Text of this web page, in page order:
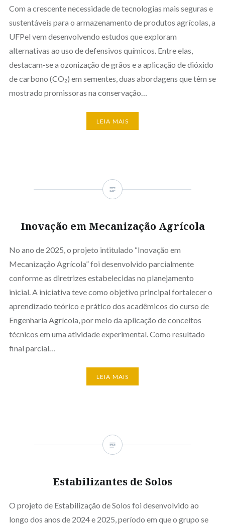
Com a crescente necessidade de tecnologias mais seguras e
sustentáveis para o armazenamento de produtos agrícolas, a
UFPel vem desenvolvendo estudos que exploram
alternativas ao uso de defensivos químicos. Entre elas,
destacam-se a ozonização de grãos e a aplicação de dióxido
de carbono (CO₂) em sementes, duas abordagens que têm se
mostrado promissoras na conservação…
LEIA MAIS
Inovação em Mecanização Agrícola
No ano de 2025, o projeto intitulado “Inovação em
Mecanização Agrícola” foi desenvolvido parcialmente
conforme as diretrizes estabelecidas no planejamento
inicial. A iniciativa teve como objetivo principal fortalecer o
aprendizado teórico e prático dos acadêmicos do curso de
Engenharia Agrícola, por meio da aplicação de conceitos
técnicos em uma atividade experimental. Como resultado
final parcial…
LEIA MAIS
Estabilizantes de Solos
O projeto de Estabilização de Solos foi desenvolvido ao
longo dos anos de 2024 e 2025, período em que o grupo se